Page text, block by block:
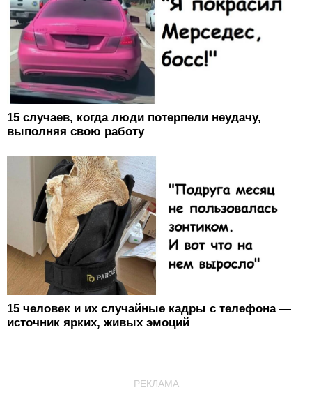
15 случаев, когда люди потерпели неудачу,
выполняя свою работу
15 человек и их случайные кадры с телефона —
источник ярких, живых эмоций
РЕКЛАМА